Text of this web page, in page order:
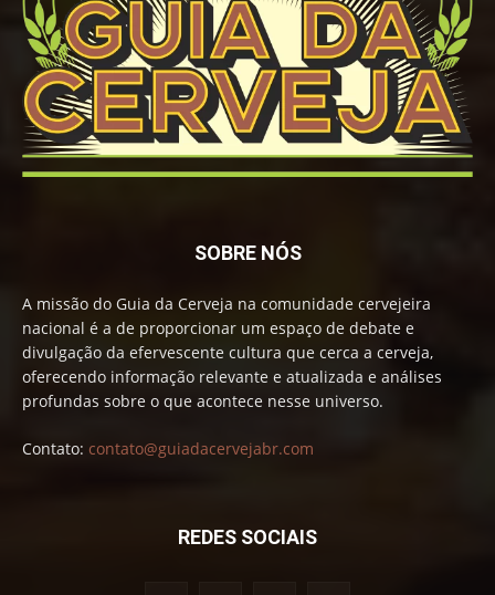
SOBRE NÓS
A missão do Guia da Cerveja na comunidade cervejeira
nacional é a de proporcionar um espaço de debate e
divulgação da efervescente cultura que cerca a cerveja,
oferecendo informação relevante e atualizada e análises
profundas sobre o que acontece nesse universo.
Contato: contato@guiadacervejabr.com
REDES SOCIAIS